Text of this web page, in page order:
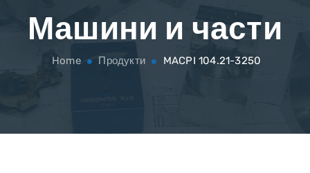
Машини и части
Home Продукти MACPI 104.21-3250